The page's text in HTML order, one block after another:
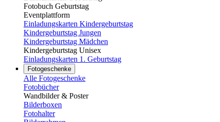
Fotobuch Geburtstag
Eventplattform
Einladungskarten Kindergeburtstag
Kindergeburtstag Jungen
Kindergeburtstag Mädchen
Kindergeburtstag Unisex
Einladungskarten 1. Geburtstag
Fotogeschenke
Alle Fotogeschenke
Fotobücher
Wandbilder & Poster
Bilderboxen
Fotohalter